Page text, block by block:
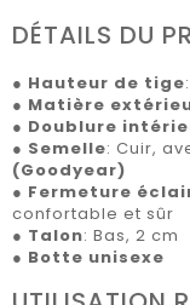
DÉTAILS DU
● Hauteur de tige
● Matière
● Doublure
● Semelle: Cuir,
(Goodyear)
● Fermeture
confortable et sûr
● Talon: Bas, 2 cm
● Botte unisexe